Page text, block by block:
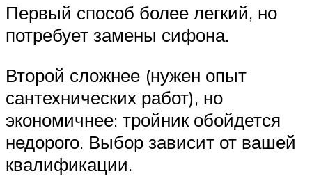
Первый способ более легкий, но
потребует замены сифона.
Второй сложнее (нужен опыт
сантехнических работ), но
экономичнее: тройник обойдется
недорого. Выбор зависит от вашей
квалификации.